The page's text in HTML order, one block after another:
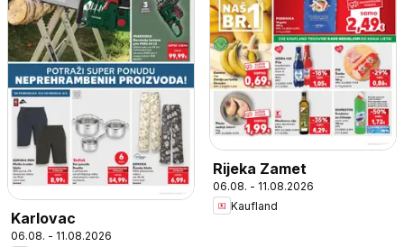
Karlovac
06.08. - 11.08.2026
Rijeka Zamet
06.08. - 11.08.2026
Kaufland